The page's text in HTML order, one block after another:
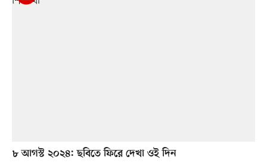
৮ আগস্ট ২০২৪: ছবিতে ফিরে দেখা ওই দিন